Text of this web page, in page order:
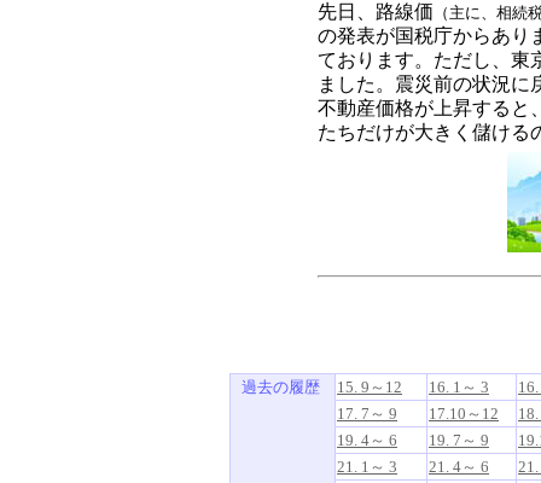
先日、路線価 （主に、相続
の発表が国税庁からあり
ております。ただし、東
ました。震災前の状況に
不動産価格が上昇すると
たちだけが大きく儲ける
過去の履歴 15. 9～12 16. 1～ 3
17. 7～ 9
17.10～12
19. 4～ 6
19. 7～ 9
21. 1～ 3
21. 4～ 6